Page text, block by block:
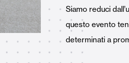
Tende Esterne
Siamo reduci
questo evento
determinati a